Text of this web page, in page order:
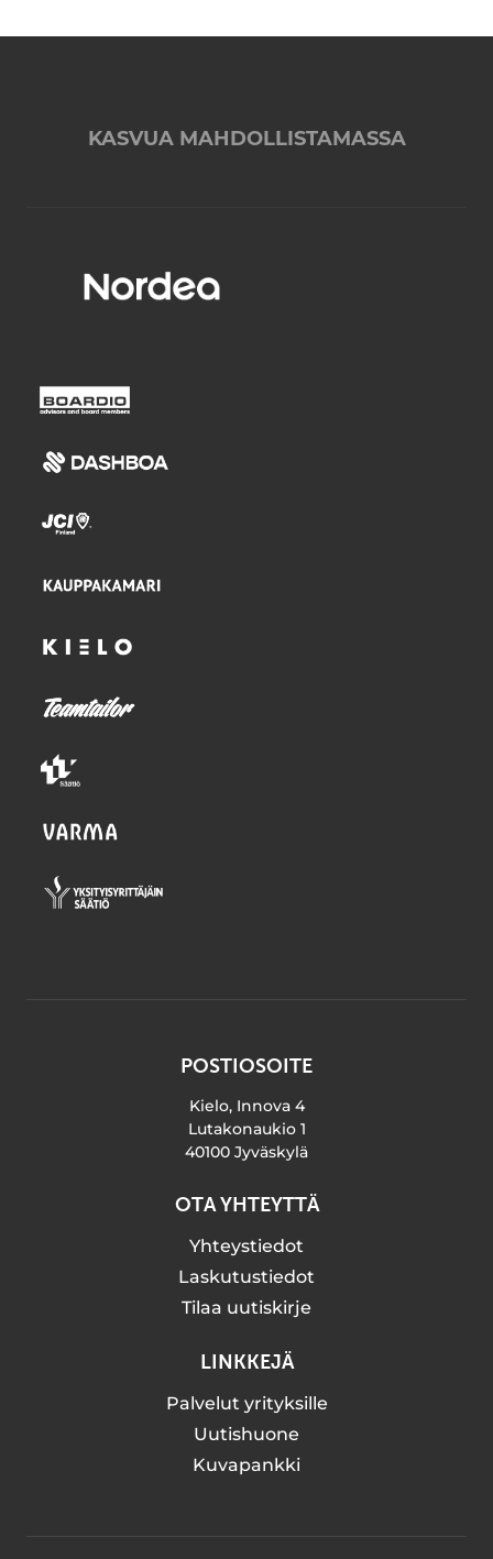
KASVUA MAHDOLLISTAMASSA
POSTIOSOITE
Kielo, Innova 4
Lutakonaukio 1
40100 Jyväskylä
OTA YHTEYTTÄ
Yhteystiedot
Laskutustiedot
Tilaa uutiskirje
LINKKEJÄ
Palvelut yrityksille
Uutishuone
Kuvapankki